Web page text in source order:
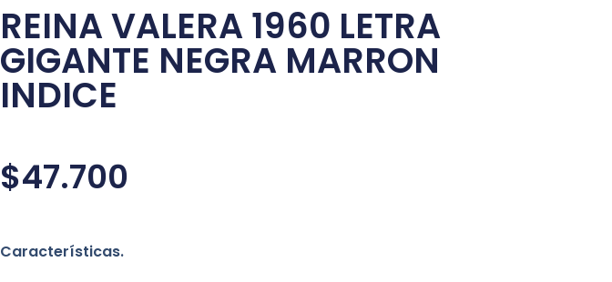
REINA VALERA 1960 LETRA
GIGANTE NEGRA MARRON
INDICE
$47.700
Características.